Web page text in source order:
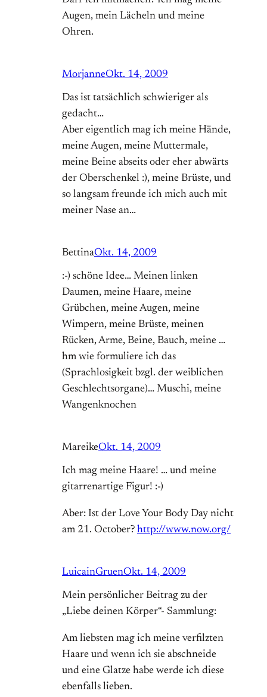
Augen, mein Lächeln und meine
Ohren.
MorjanneOkt. 14, 2009
Das ist tatsächlich schwieriger als
gedacht…
Aber eigentlich mag ich meine Hände,
meine Augen, meine Muttermale,
meine Beine abseits oder eher abwärts
der Oberschenkel :), meine Brüste, und
so langsam freunde ich mich auch mit
meiner Nase an…
BettinaOkt. 14, 2009
:-) schöne Idee… Meinen linken
Daumen, meine Haare, meine
Grübchen, meine Augen, meine
Wimpern, meine Brüste, meinen
Rücken, Arme, Beine, Bauch, meine …
hm wie formuliere ich das
(Sprachlosigkeit bzgl. der weiblichen
Geschlechtsorgane)… Muschi, meine
Wangenknochen
MareikeOkt. 14, 2009
Ich mag meine Haare! … und meine
gitarrenartige Figur! :-)
Aber: Ist der Love Your Body Day nicht
am 21. October? http://www.now.org/
LuicainGruenOkt. 14, 2009
Mein persönlicher Beitrag zu der
„Liebe deinen Körper“- Sammlung:
Am liebsten mag ich meine verfilzten
Haare und wenn ich sie abschneide
und eine Glatze habe werde ich diese
ebenfalls lieben.